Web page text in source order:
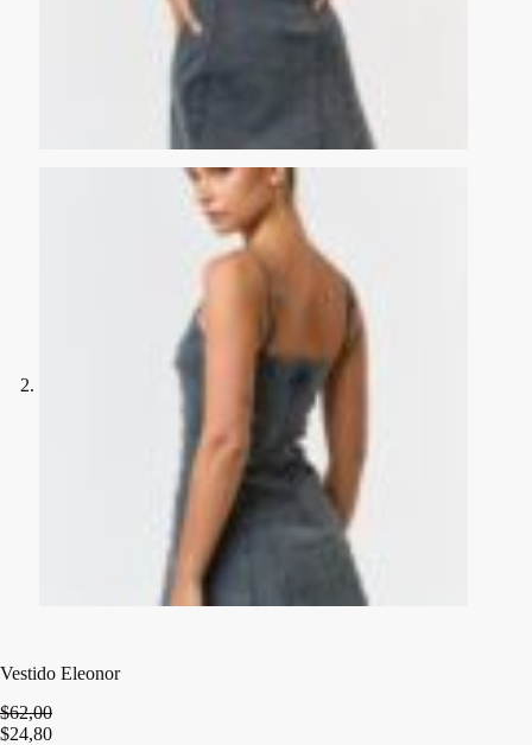
Vestido Eleonor
$62,00
$24,80